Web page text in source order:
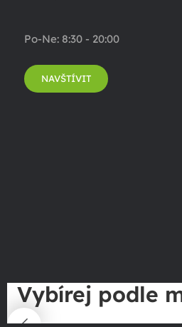
Po-Ne: 8:30 - 20:00
NAVŠTÍVIT
Vybírej podle